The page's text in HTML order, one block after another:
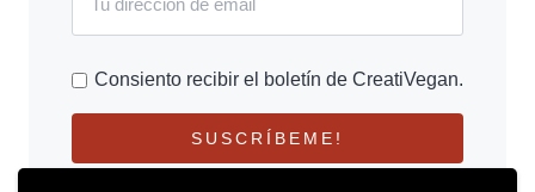
Consiento recibir el boletín de CreatiVegan.
SUSCRÍBEME!